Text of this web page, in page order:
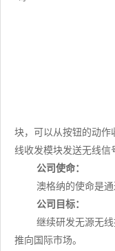
块，可以从按钮的动作
线收发模块发送无线信
公司使命：
澳格纳的使命是
公司目标：
继续研发无源无
推向国际市场。